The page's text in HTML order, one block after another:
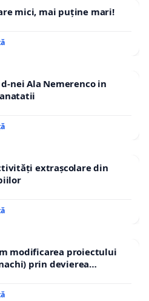
mici, mai puține mari!
nei Ala Nemerenco in
extrașcolare din
modificarea proiectului
prin devierea